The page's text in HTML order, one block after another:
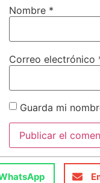
Nombre *
Correo electrónico
Guarda mi